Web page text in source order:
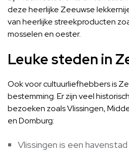
deze heerlijke Zeeuwse
van heerlijke streekproducten
mosselen en oester.
Leuke steden in
Ook voor cultuurliefhebbers is
bestemming. Er zijn veel
bezoeken zoals Vlissingen,
en Domburg:
Vlissingen is een